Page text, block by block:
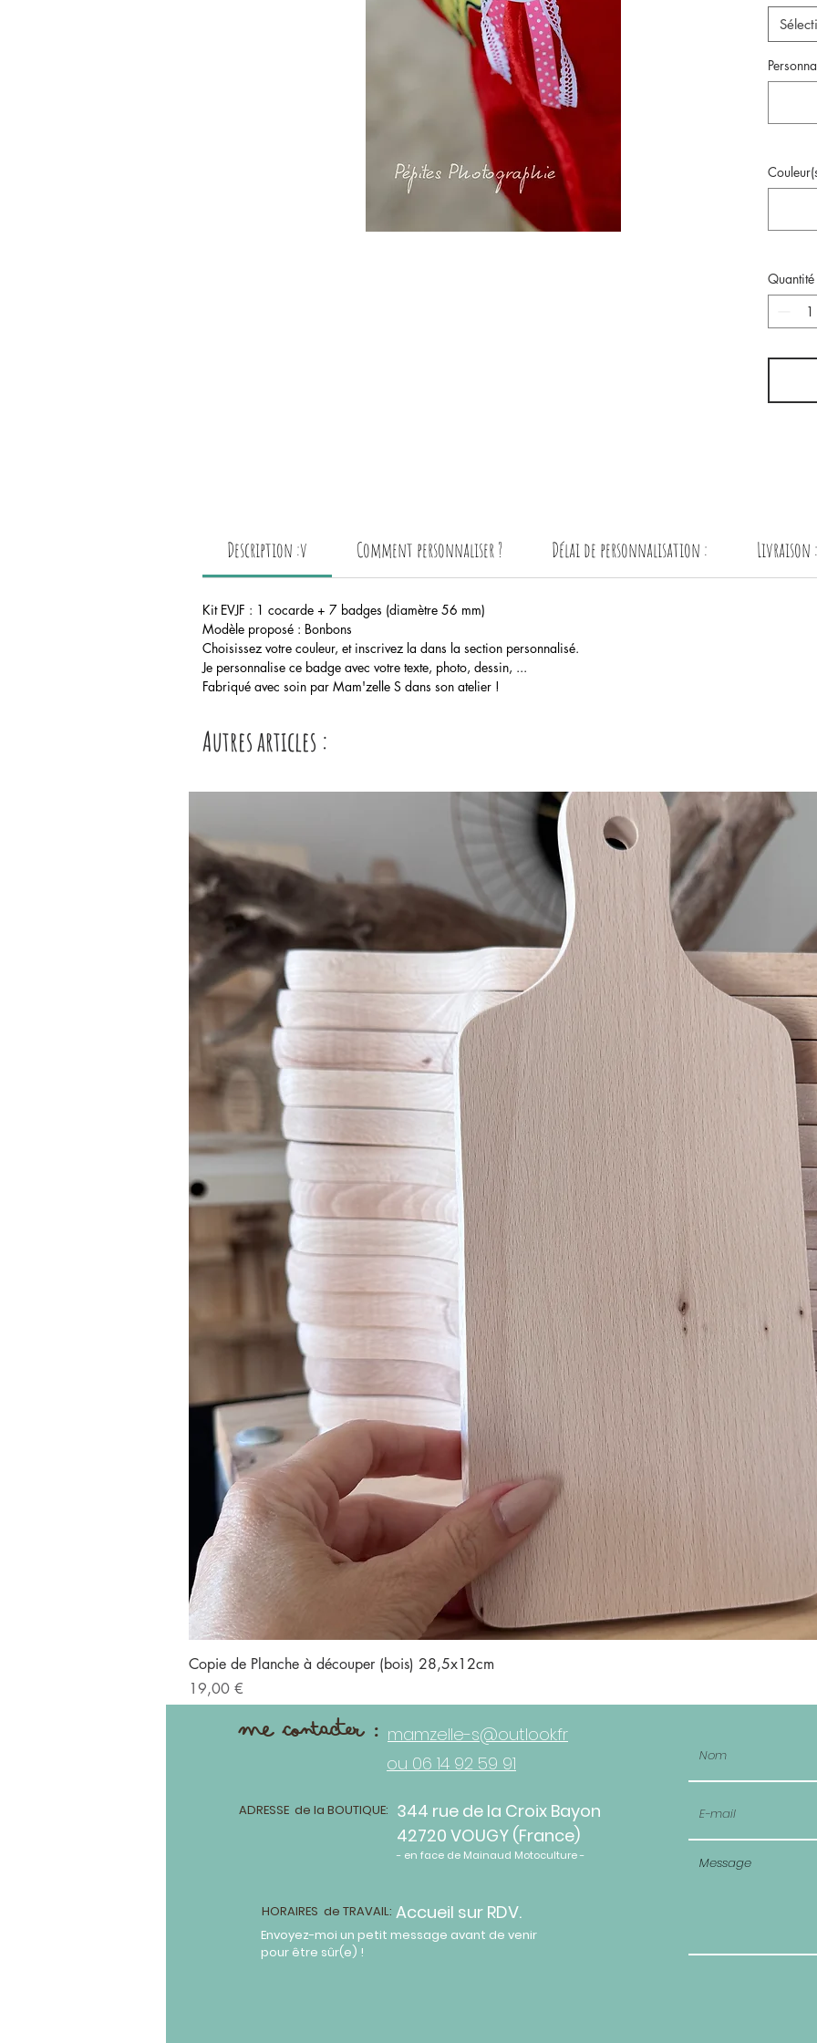
Quantité
Description :v Comment personnaliser ? Délai de personnalisation : Livraison :
Kit EVJF : 1 cocarde + 7 badges (diamètre 56 mm)
Modèle proposé : Bonbons
Choisissez votre couleur, et inscrivez la dans la section personnalisé.
Je personnalise ce badge avec votre texte, photo, dessin, ...
Fabriqué avec soin par Mam'zelle S dans son atelier !
Autres articles :
Copie de Planche à découper (bois) 28,5x12cm
Prix
19,00 €
me contacter :mamzelle-s@outlook.fr
ou 06 14 92 59 91
ADRESSE de la BOUTIQUE: 344 rue de la Croix Bayon
42720 VOUGY (France)
- en face de Mainaud Motoculture -
HORAIRES de TRAVAIL: Accueil sur RDV.
Envoyez-moi un petit message avant de venir
pour être sûr(e) !